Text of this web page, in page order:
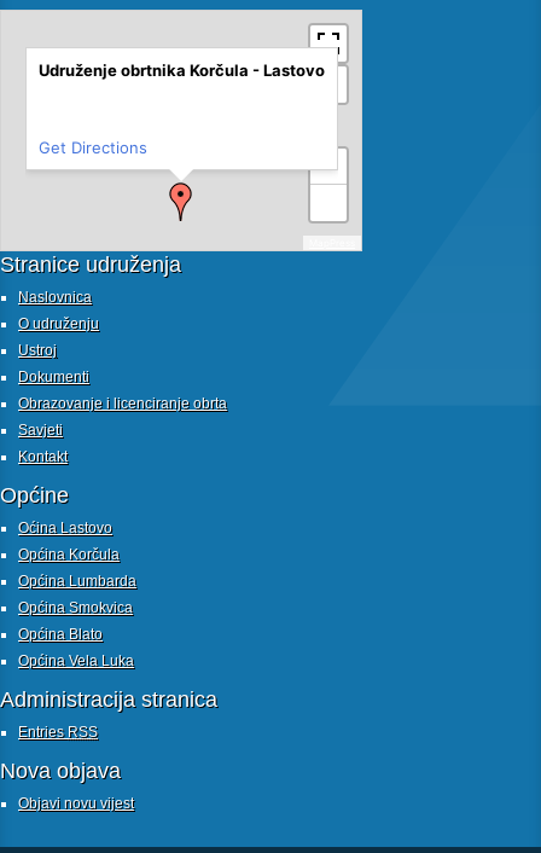
+
Udruženje obrtnika Korčula - Lastovo
Get Directions
Stranice udruženja
Naslovnica
O udruženju
Ustroj
Dokumenti
Obrazovanje i licenciranje obrta
Savjeti
Kontakt
Općine
Oćina Lastovo
Općina Korčula
Općina Lumbarda
Općina Smokvica
Općina Blato
Općina Vela Luka
Administracija stranica
Entries RSS
Nova objava
Objavi novu vijest